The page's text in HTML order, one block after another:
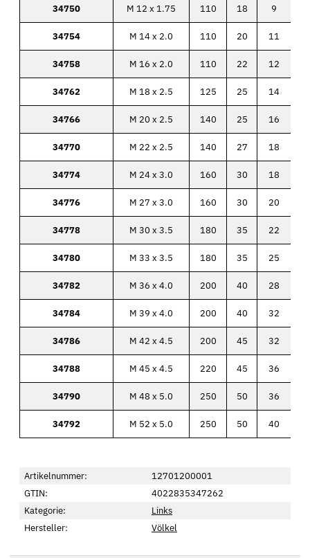
34750 M 12 x 1.75 110 18 9
34754 M 14 x 2.0 110 20 11
34758 M 16 x 2.0 110 22 12
34762 M 18 x 2.5 125 25 14
34766 M 20 x 2.5 140 25 16
34770 M 22 x 2.5 140 27 18
34774 M 24 x 3.0 160 30 18
34776 M 27 x 3.0 160 30 20
34778 M 30 x 3.5 180 35 22
34780 M 33 x 3.5 180 35 25
34782 M 36 x 4.0 200 40 28
34784 M 39 x 4.0 200 40 32
34786 M 42 x 4.5 200 45 32
34788 M 45 x 4.5 220 45 36
34790 M 48 x 5.0 250 50 36
34792 M 52 x 5.0 250 50 40
Artikelnummer:
12701200001
GTIN:
4022835347262
Kategorie:
Links
Hersteller:
Völkel